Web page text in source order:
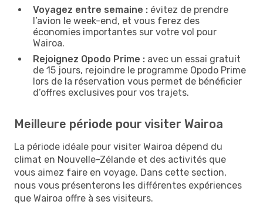
Voyagez entre semaine : évitez de prendre
l’avion le week-end, et vous ferez des
économies importantes sur votre vol pour
Wairoa.
Rejoignez Opodo Prime : avec un essai gratuit
de 15 jours, rejoindre le programme Opodo Prime
lors de la réservation vous permet de bénéficier
d’offres exclusives pour vos trajets.
Meilleure période pour visiter Wairoa
La période idéale pour visiter Wairoa dépend du
climat en Nouvelle-Zélande et des activités que
vous aimez faire en voyage. Dans cette section,
nous vous présenterons les différentes expériences
que Wairoa offre à ses visiteurs.